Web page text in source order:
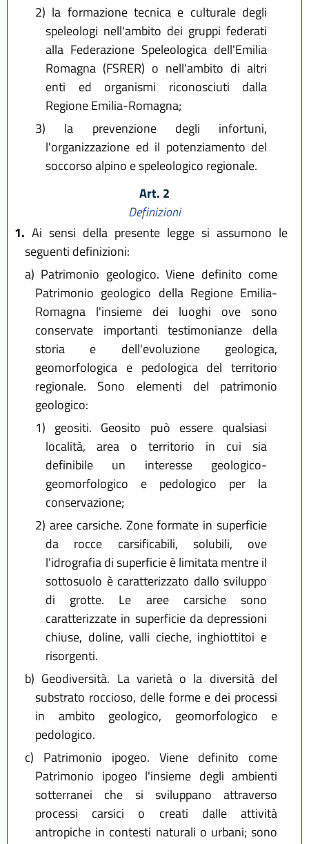
2) la formazione tecnica e culturale degli
speleologi nell'ambito dei gruppi federati
alla Federazione Speleologica dell'Emilia
Romagna (FSRER) o nell'ambito di altri
enti ed organismi riconosciuti dalla
Regione Emilia-Romagna;
3) la prevenzione degli infortuni,
l'organizzazione ed il potenziamento del
soccorso alpino e speleologico regionale.
Art. 2
Definizioni
1. Ai sensi della presente legge si assumono le
seguenti definizioni:
a) Patrimonio geologico. Viene definito come
Patrimonio geologico della Regione Emilia-
Romagna l'insieme dei luoghi ove sono
conservate importanti testimonianze della
storia e dell'evoluzione geologica,
geomorfologica e pedologica del territorio
regionale. Sono elementi del patrimonio
geologico:
1) geositi. Geosito può essere qualsiasi
località, area o territorio in cui sia
definibile un interesse geologico-
geomorfologico e pedologico per la
conservazione;
2) aree carsiche. Zone formate in superficie
da rocce carsificabili, solubili, ove
l'idrografia di superficie è limitata mentre il
sottosuolo è caratterizzato dallo sviluppo
di grotte. Le aree carsiche sono
caratterizzate in superficie da depressioni
chiuse, doline, valli cieche, inghiottitoi e
risorgenti.
b) Geodiversità. La varietà o la diversità del
substrato roccioso, delle forme e dei processi
in ambito geologico, geomorfologico e
pedologico.
c) Patrimonio ipogeo. Viene definito come
Patrimonio ipogeo l'insieme degli ambienti
sotterranei che si sviluppano attraverso
processi carsici o creati dalle attività
antropiche in contesti naturali o urbani; sono